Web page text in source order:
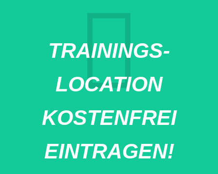
TRAININGS-
LOCATION
KOSTENFREI
EINTRAGEN!